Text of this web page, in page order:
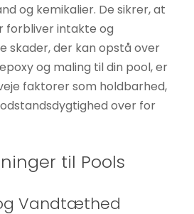
og kemikalier. De sikrer, at
forbliver intakte og
skader, der kan opstå over
og maling til din pool, er
faktorer som holdbarhed,
over for
til Pools
Vandtæthed